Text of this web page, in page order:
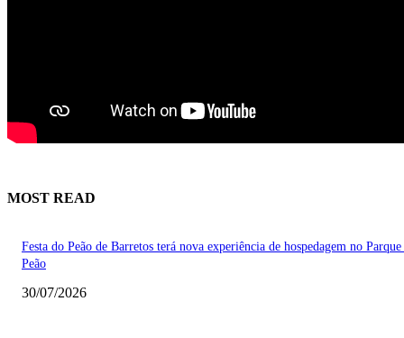
MOST READ
Festa do Peão de Barretos terá nova experiência de hospedagem no
Peão
30/07/2026